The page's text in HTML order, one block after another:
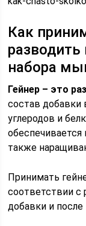
Как
разводить
набора
Гейнер – это
состав добавки
углеродов и
также
Принимать
соответствии с
добавки и